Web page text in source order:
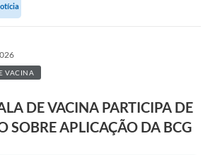
VACINA
DE VACINA PARTICIPA DE
SOBRE APLICAÇÃO DA BCG